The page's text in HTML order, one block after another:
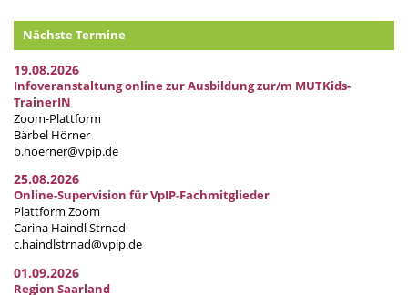
Nächste Termine
19.08.2026
Infoveranstaltung online zur Ausbildung zur/m MUTKids-
TrainerIN
Zoom-Plattform
Bärbel Hörner
b.hoerner@vpip.de
25.08.2026
Online-Supervision für VpIP-Fachmitglieder
Plattform Zoom
Carina Haindl Strnad
c.haindlstrnad@vpip.de
01.09.2026
Region Saarland